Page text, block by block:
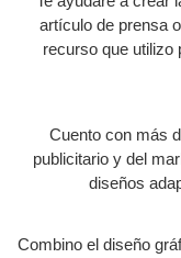
artículo de prensa
recurso que utilizo
Cuento con más
publicitario y del
diseños
Combino el diseño